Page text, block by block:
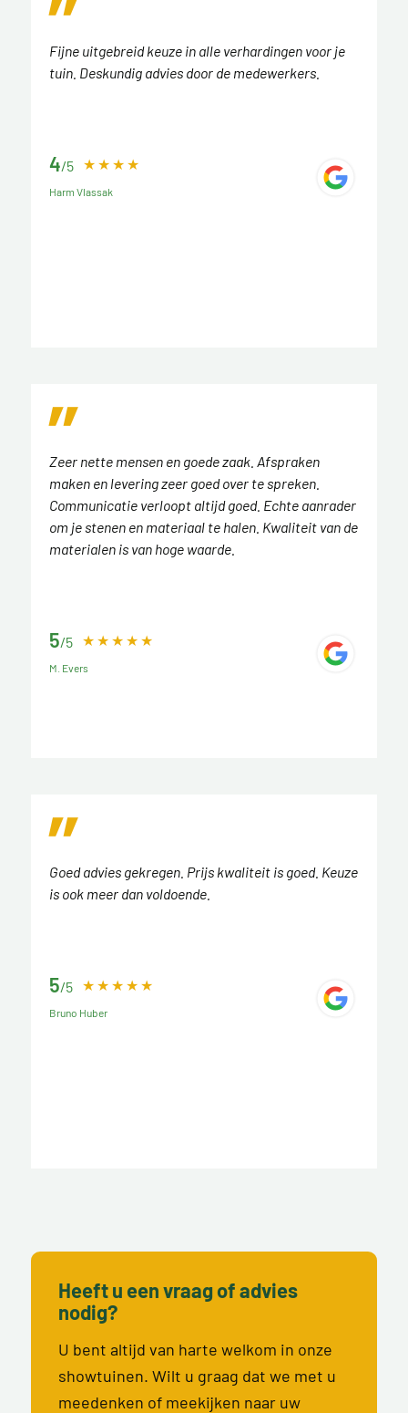
Fijne uitgebreid keuze in alle verhardingen voor je
tuin. Deskundig advies door de medewerkers.
4/5
Harm Vlassak
Zeer nette mensen en goede zaak. Afspraken
maken en levering zeer goed over te spreken.
Communicatie verloopt altijd goed. Echte aanrader
om je stenen en materiaal te halen. Kwaliteit van de
materialen is van hoge waarde.
5/5
M. Evers
Goed advies gekregen. Prijs kwaliteit is goed. Keuze
is ook meer dan voldoende.
5/5
Bruno Huber
Heeft u een vraag of advies
nodig?
U bent altijd van harte welkom in onze
showtuinen. Wilt u graag dat we met u
meedenken of meekijken naar uw